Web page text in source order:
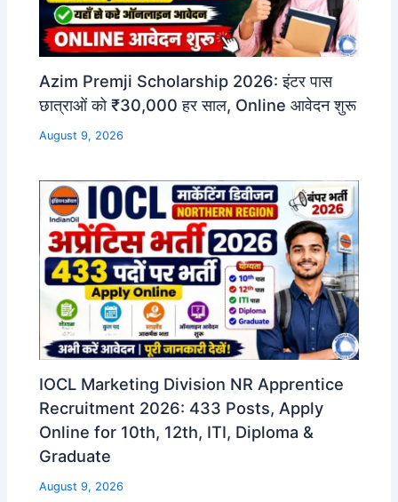
Azim Premji Scholarship 2026: इंटर पास
छात्राओं को ₹30,000 हर साल, Online आवेदन शुरू
August 9, 2026
IOCL Marketing Division NR Apprentice
Recruitment 2026: 433 Posts, Apply
Online for 10th, 12th, ITI, Diploma &
Graduate
August 9, 2026